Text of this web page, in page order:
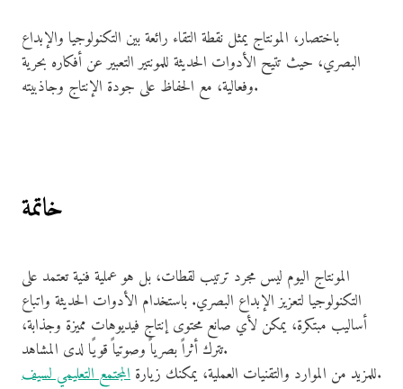
باختصار، المونتاج يمثل نقطة التقاء رائعة بين التكنولوجيا والإبداع
البصري، حيث تتيح الأدوات الحديثة للمونتير التعبير عن أفكاره بحرية
وفعالية، مع الحفاظ على جودة الإنتاج وجاذبيته.
خاتمة
المونتاج اليوم ليس مجرد ترتيب لقطات، بل هو عملية فنية تعتمد على
التكنولوجيا لتعزيز الإبداع البصري. باستخدام الأدوات الحديثة واتباع
أساليب مبتكرة، يمكن لأي صانع محتوى إنتاج فيديوهات مميزة وجذابة،
تترك أثراً بصرياً وصوتياً قويًا لدى المشاهد.
للمزيد من الموارد والتقنيات العملية، يمكنك زيارة المجتمع التعليمي لسيف .